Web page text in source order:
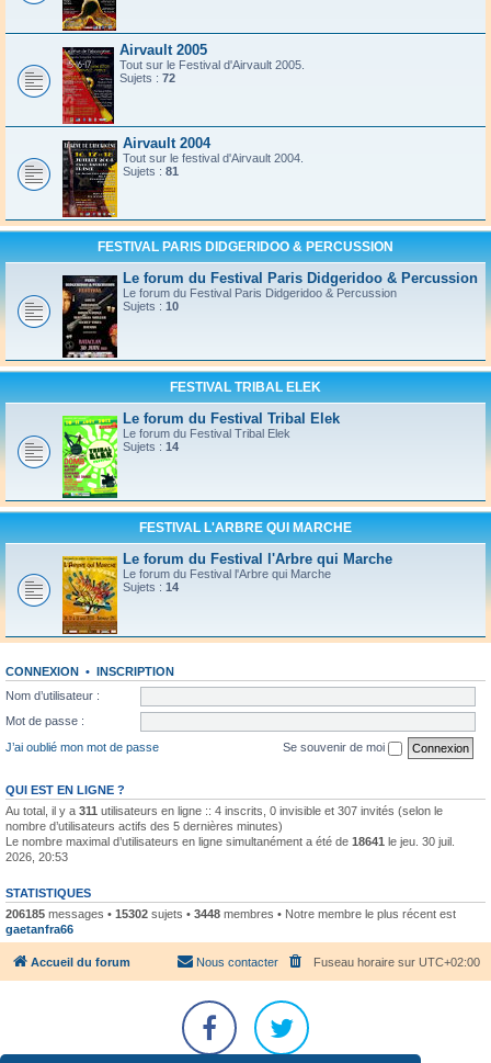
Airvault 2005
Tout sur le Festival d'Airvault 2005.
Sujets : 72
Airvault 2004
Tout sur le festival d'Airvault 2004.
Sujets : 81
FESTIVAL PARIS DIDGERIDOO & PERCUSSION
Le forum du Festival Paris Didgeridoo & Percussion
Le forum du Festival Paris Didgeridoo & Percussion
Sujets : 10
FESTIVAL TRIBAL ELEK
Le forum du Festival Tribal Elek
Le forum du Festival Tribal Elek
Sujets : 14
FESTIVAL L'ARBRE QUI MARCHE
Le forum du Festival l'Arbre qui Marche
Le forum du Festival l'Arbre qui Marche
Sujets : 14
CONNEXION • INSCRIPTION
Nom d’utilisateur :
Mot de passe :
J’ai oublié mon mot de passe
Se souvenir de moi
QUI EST EN LIGNE ?
Au total, il y a 311 utilisateurs en ligne :: 4 inscrits, 0 invisible et 307 invités (selon le
nombre d’utilisateurs actifs des 5 dernières minutes)
Le nombre maximal d’utilisateurs en ligne simultanément a été de 18641 le jeu. 30 juil.
2026, 20:53
STATISTIQUES
206185 messages • 15302 sujets • 3448 membres • Notre membre le plus récent est
gaetanfra66
Accueil du forum Fuseau horaire sur UTC+02:00
Nous contacter